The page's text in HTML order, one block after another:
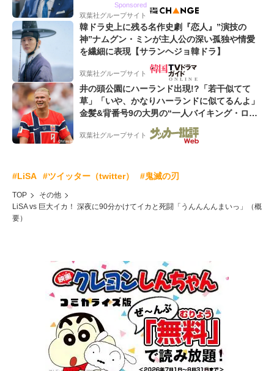
Sponsored
双葉社グループサイト
韓ドラ史上に残る名作史劇『恋人』”演技の
神”ナムグン・ミンが主人公の深い孤独や情愛
を繊細に表現【サランヘジョ韓ドラ】
双葉社グループサイト
井の頭公園にハーランド出現!?「若干似てて
草」「いや、かなりハーランドに似てるんよ」
金髪&背番号9の大男の“一人バイキング・ロ
ー”映像が話題!「元気をもらった」
双葉社グループサイト
#LiSA #ツイッター（twitter） #鬼滅の刃
TOP
その他
LiSA vs 巨大イカ！ 深夜に90分かけてイカと死闘「うんんんんまいっ」（概
要）